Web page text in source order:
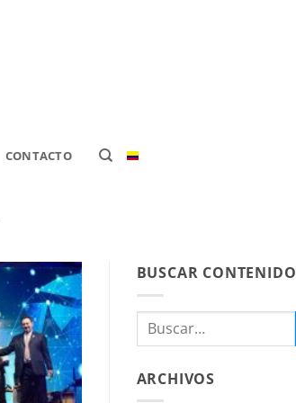
CONTACTO
BUSCAR CONTENIDO
ARCHIVOS